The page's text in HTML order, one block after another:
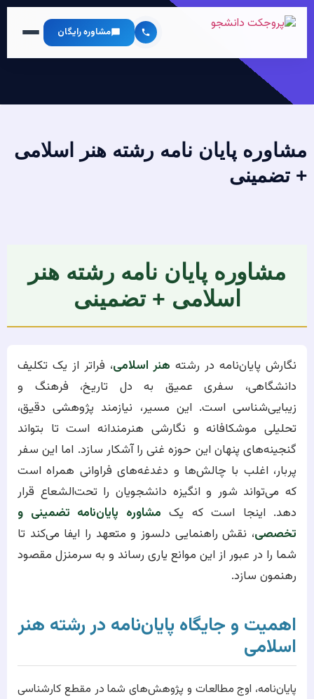
مشاوره رایگان
مشاوره پایان نامه رشته هنر اسلامی
+ تضمینی
مشاوره پایان نامه رشته هنر
اسلامی + تضمینی
نگارش پایان‌نامه در رشته هنر اسلامی، فراتر از یک تکلیف
دانشگاهی، سفری عمیق به دل تاریخ، فرهنگ و
زیبایی‌شناسی است. این مسیر، نیازمند پژوهشی دقیق،
تحلیلی موشکافانه و نگارشی هنرمندانه است تا بتواند
گنجینه‌های پنهان این حوزه غنی را آشکار سازد. اما این سفر
پربار، اغلب با چالش‌ها و دغدغه‌های فراوانی همراه است
که می‌تواند شور و انگیزه دانشجویان را تحت‌الشعاع قرار
دهد. اینجا است که یک مشاوره پایان‌نامه تضمینی و
تخصصی، نقش راهنمایی دلسوز و متعهد را ایفا می‌کند تا
شما را در عبور از این موانع یاری رساند و به سرمنزل مقصود
رهنمون سازد.
اهمیت و جایگاه پایان‌نامه در رشته هنر
اسلامی
پایان‌نامه، اوج مطالعات و پژوهش‌های شما در مقطع کارشناسی